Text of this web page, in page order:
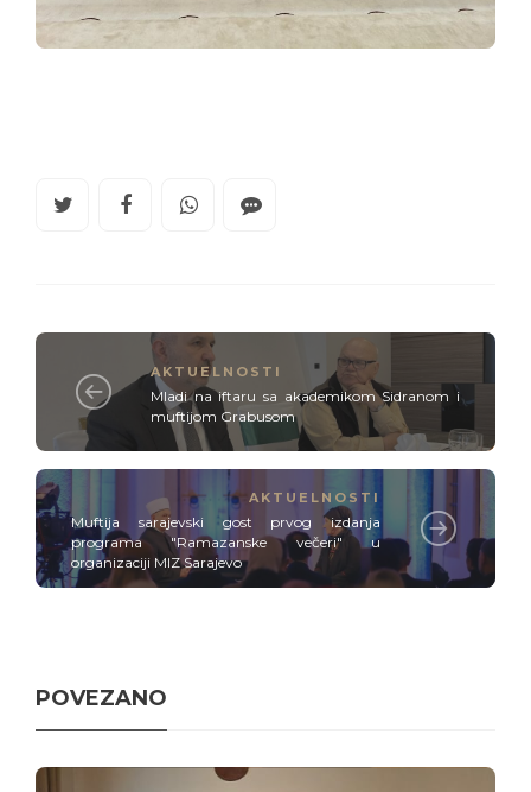
AKTUELNOSTI
Mladi na iftaru sa akademikom Sidranom i
muftijom Grabusom
AKTUELNOSTI
Muftija sarajevski gost prvog izdanja
programa "Ramazanske večeri" u
organizaciji MIZ Sarajevo
POVEZANO